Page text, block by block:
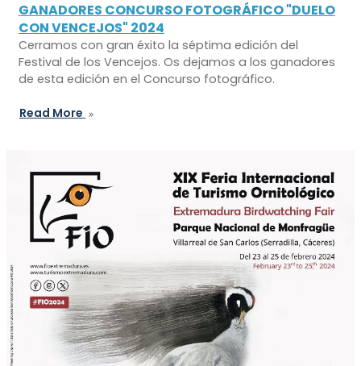
GANADORES CONCURSO FOTOGRÁFICO "DUELO
CON VENCEJOS" 2024
Cerramos con gran éxito la séptima edición del
Festival de los Vencejos. Os dejamos a los ganadores
de esta edición en el Concurso fotográfico.
Read More